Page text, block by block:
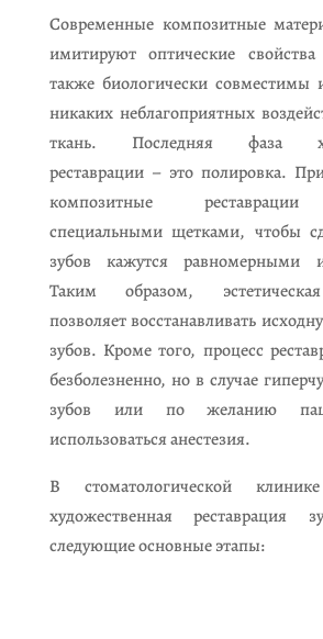
Современные композитные
имитируют оптические
также биологически совместимы
никаких неблагоприятных
ткань. Последняя фаза
реставрации – это полировка.
композитные
специальными щетками, чтобы
зубов кажутся равномерными
Таким образом,
позволяет восстанавливать
зубов. Кроме того, процесс
безболезненно, но в случае
зубов или по желанию
использоваться анестезия.
В стоматологической
художественная реставрация
следующие основные этапы: